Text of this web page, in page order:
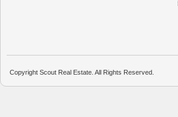
Copyright Scout Real Estate. All Rights Reserved.